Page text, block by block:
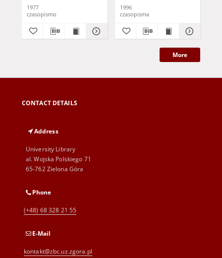
1977
czasopismo
1996
czasopisma
More
CONTACT DETAILS
Address
University Library
al. Wojska Polskiego 71
65-762 Zielona Góra
Phone
(+48) 68 328 21 55
E-Mail
kontakt@zbc.uz.zgora.pl